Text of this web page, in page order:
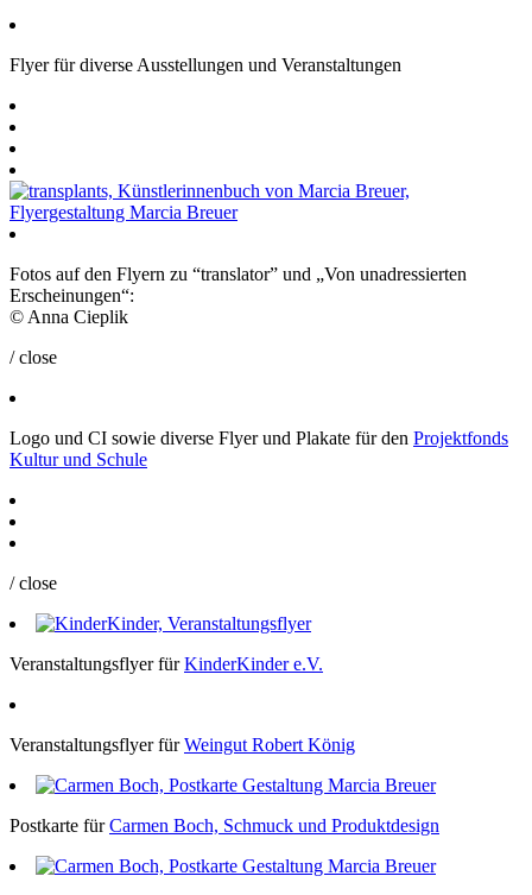
Flyer für diverse Ausstellungen und Veranstaltungen
Fotos auf den Flyern zu “translator” und „Von unadressierten
Erscheinungen“:
© Anna Cieplik
/ close
Logo und CI sowie diverse Flyer und Plakate für den Projektfonds
Kultur und Schule
/ close
Veranstaltungsflyer fürKinderKinder e.V.
Veranstaltungsflyer fürWeingut Robert König
Postkarte fürCarmen Boch, Schmuck und Produktdesign